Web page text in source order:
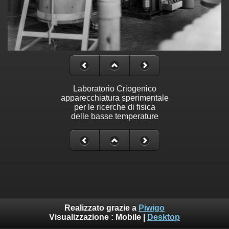
Laboratorio Criogenico
apparecchiatura sperimentale
per le ricerche di fisica
delle basse temperature
Realizzato grazie a Piwigo
Visualizzazione : Mobile Desktop